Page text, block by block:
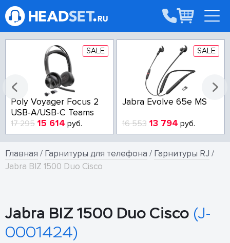
SALE
Poly Voyager Focus 2
USB-A/USB-C Teams
17 295 15 614 руб.
SALE
Jabra Evolve 65e MS
16 553 13 794 руб.
Главная / Гарнитуры для телефона / Гарнитуры RJ /
Jabra BIZ 1500 Duo Cisco
Jabra BIZ 1500 Duo Cisco (J-
0001424)